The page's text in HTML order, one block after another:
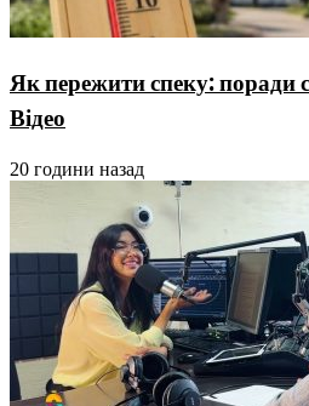
Як пережити спеку: поради
Відео
20 години назад